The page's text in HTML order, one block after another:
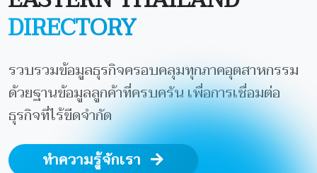
DIRECTORY
รวบรวมข้อมูลธุรกิจครอบคลุมทุกภาคอุตสาหกรรม
ด้วยฐานข้อมูลลูกค้าที่ครบครัน เพื่อการเชื่อมต่อ
ธุรกิจที่ไร้ขีดจำกัด
ทำความรู้จักเรา